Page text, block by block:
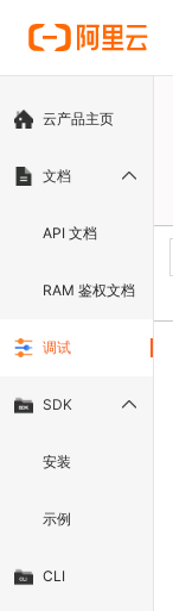
云产品主页
文档
API 文档
RAM 鉴权文档
调试
SDK
安装
示例
CLI